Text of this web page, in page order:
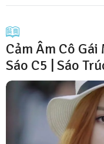
Cảm Âm Cô Gái
Sáo C5 | Sáo